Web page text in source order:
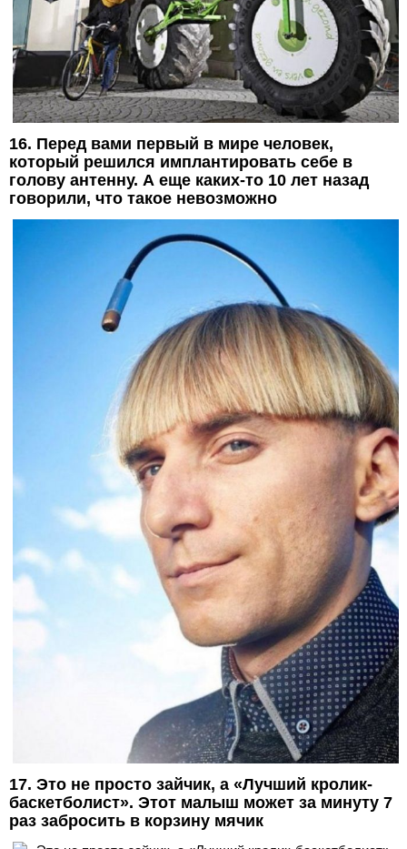
16. Перед вами первый в мире человек,
который решился имплантировать себе в
голову антенну. А еще каких-то 10 лет назад
говорили, что такое невозможно
17. Это не просто зайчик, а «Лучший кролик-
баскетболист». Этот малыш может за минуту 7
раз забросить в корзину мячик